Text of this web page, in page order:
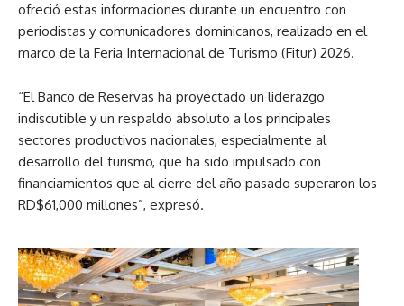
ofreció estas informaciones durante un encuentro con
periodistas y comunicadores dominicanos, realizado en el
marco de la Feria Internacional de Turismo (Fitur) 2026.
“El Banco de Reservas ha proyectado un liderazgo
indiscutible y un respaldo absoluto a los principales
sectores productivos nacionales, especialmente al
desarrollo del turismo, que ha sido impulsado con
financiamientos que al cierre del año pasado superaron los
RD$61,000 millones”, expresó.